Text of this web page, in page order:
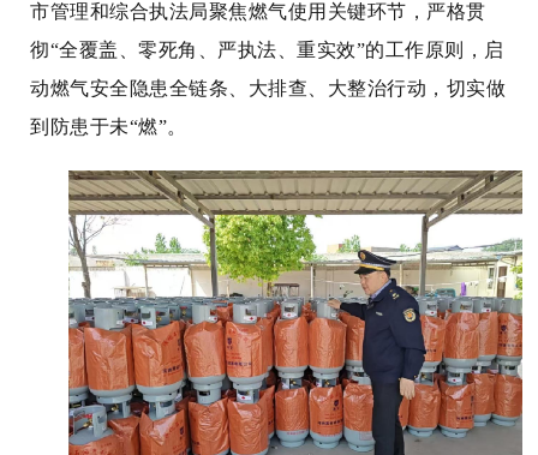
市管理和综合执法局聚焦燃气使用关键环节，严格贯
彻“全覆盖、零死角、严执法、重实效”的工作原则，启
动燃气安全隐患全链条、大排查、大整治行动，切实做
到防患于未“燃”。